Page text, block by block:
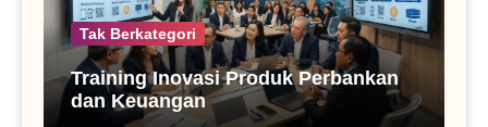
Tak Berkategori
Training Inovasi Produk Perbankan
dan Keuangan